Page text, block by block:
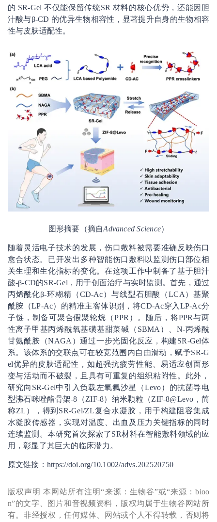
的 SR-Gel 不仅能保留传统SR 材料的核心优势，还能因胆
汁酸与β-CD 的优异生物相容性，显著提升自身的生物相容
性与皮肤适配性。
图形摘要（摘自Advanced Science）
随着灵活电子技术的发展，伤口敷料被需要准确反映伤口
愈合状态。已开发出多种智能伤口敷料以监测伤口部位相
关生理和生化指标的变化。在这项工作中制备了基于胆汁
酸-β-CD的SR-Gel，用于创面治疗与实时监测。首先，通过
丙烯酰化β-环糊精（CD-Ac）与线型石胆酸（LCA）基聚
酰胺（LP-Ac）的精准主客体识别，将CD-Ac穿入LP-Ac分
子链，制备可聚合假聚轮烷（PPR）。随后，将PPR与两
性离子甲基丙烯酰氧基磺基甜菜碱（SBMA）、N-丙烯酰
甘氨酰胺（NAGA）通过一步光固化反应，构建SR-Gel体
系。该体系的交联点可在较宽范围内自由滑动，赋予SR-G
el优异的皮肤适配性，如超强抗疲劳性能、易适应创面形
变与活动而不破裂，且具有可重复的组织粘附性。此外，
研究向SR-Gel中引入负载左氧氟沙星（Levo）的抗菌导电
型沸石咪唑酯骨架-8（ZIF-8）纳米颗粒（ZIF-8@Levo，简
称ZL），得到SR-Gel/ZL复合水凝胶，用于构建阻容集成
水凝胶传感器，实现对温度、出血及压力关键指标的同时
连续监测。本研究首次探索了SR材料在智能敷料领域的应
用，彰显了其巨大的临床潜力。
原文链接：https://doi.org/10.1002/advs.202520750
版权声明 本网站所有注明“来源：生物谷”或“来源：bioo
n”的文字、图片和音视频资料，版权均属于生物谷网站所
有。非经授权，任何媒体、网站或个人不得转载，否则将